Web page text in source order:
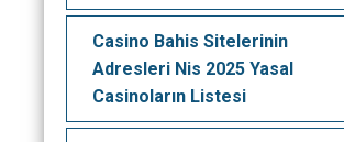
Casino Bahis Sitelerinin
Adresleri Nis 2025 Yasal
Casinoların Listesi ️